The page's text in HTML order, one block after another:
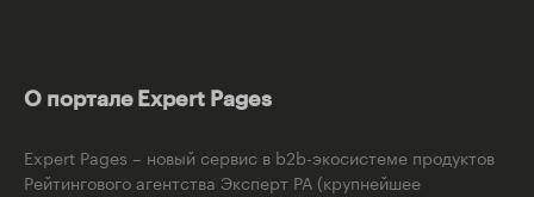
О портале Expert Pages
Expert Pages – новый сервис в b2b-экосистеме продуктов
Рейтингового агентства Эксперт РА (крупнейшее